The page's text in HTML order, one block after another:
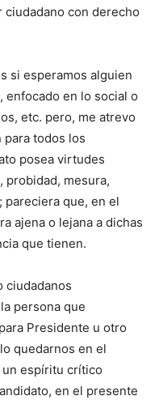
con derecho
si esperamos alguien
enfocado en lo social o
etc. pero, me atrevo
para todos los
posea virtudes
probidad, mesura,
pareciera que, en el
ajena o lejana a dichas
que tienen.
ciudadanos
persona que
Presidente u otro
quedarnos en el
un espíritu crítico
en el presente